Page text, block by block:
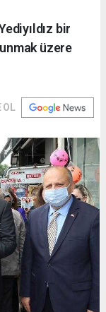
bir
üzere
OL